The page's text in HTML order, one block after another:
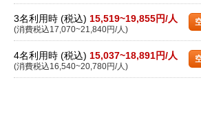
3名利用時 (税込) 15,519~19,855円/人
(消費税込17,070~21,840円/人)
4名利用時 (税込) 15,037~18,891円/人
(消費税込16,540~20,780円/人)